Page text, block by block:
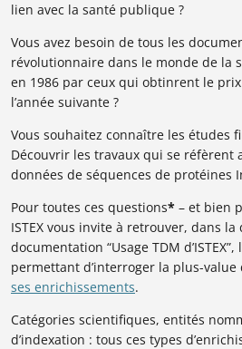
lien avec la santé publique ?
Vous avez besoin de tous les
révolutionnaire dans le monde de la
en 1986 par ceux qui obtinrent le
l’année suivante ?
Vous souhaitez connaître les études
Découvrir les travaux qui se réfèrent
données de séquences de protéines
Pour toutes ces questions* – et bien
ISTEX vous invite à retrouver, dans
documentation “Usage TDM
permettant d’interroger la plus-value
ses enrichissements.
Catégories scientifiques, entités
d’indexation : tous ces types